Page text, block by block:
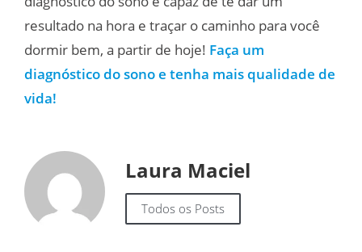
resultado na hora e traçar o caminho para você
dormir bem, a partir de hoje! Faça um
diagnóstico do sono e tenha mais qualidade de
vida!
Laura Maciel
Todos os Posts